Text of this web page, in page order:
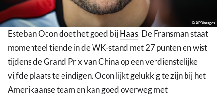
© XPBimages
Esteban Ocon doet het goed bijHaas. De Fransman staat
momenteel tiende in de WK-stand met 27 punten en wist
tijdens de Grand Prix van China op een verdienstelijke
vijfde plaats te eindigen. Ocon lijkt gelukkig te zijn bij het
Amerikaanse team en kan goed overweg met